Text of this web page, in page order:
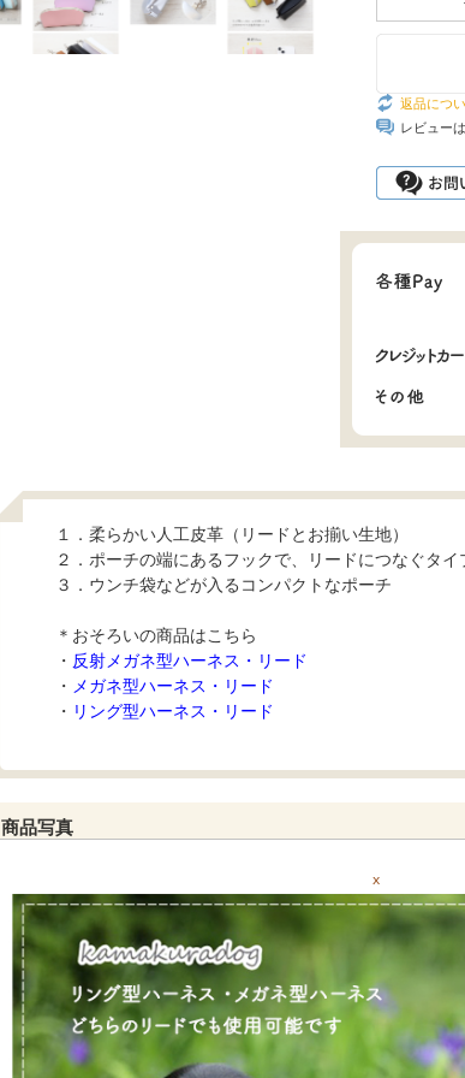
返品につ
レビュー
１．柔らかい人工皮革（リードとお揃い生地）
２．ポーチの端にあるフックで、リードにつなぐタイ
３．ウンチ袋などが入るコンパクトなポーチ
＊おそろいの商品はこちら
・ 反射メガネ型ハーネス・リード
・ メガネ型ハーネス・リード
・ リング型ハーネス・リード
商品写真
x